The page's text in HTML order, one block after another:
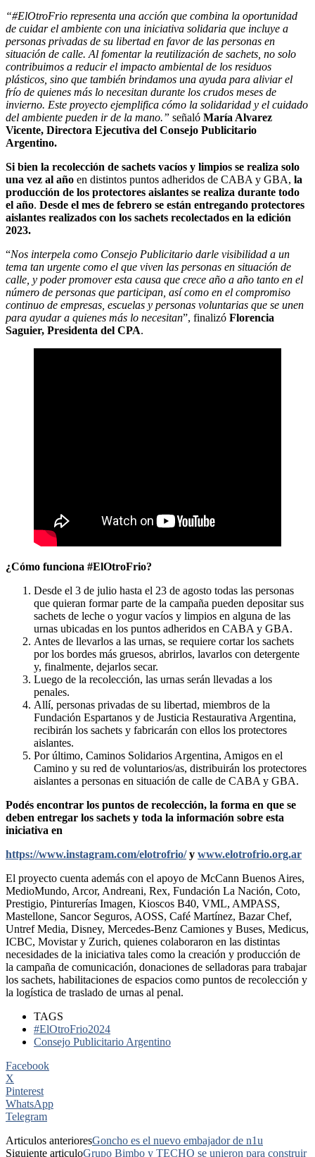
“#ElOtroFrio representa una acción que combina la oportunidad
de cuidar el ambiente con una iniciativa solidaria que incluye a
personas privadas de su libertad en favor de las personas en
situación de calle. Al fomentar la reutilización de sachets, no solo
contribuimos a reducir el impacto ambiental de los residuos
plásticos, sino que también brindamos una ayuda para aliviar el
frío de quienes más lo necesitan durante los crudos meses de
invierno. Este proyecto ejemplifica cómo la solidaridad y el cuidado
del ambiente pueden ir de la mano.” señaló María Alvarez
Vicente, Directora Ejecutiva del Consejo Publicitario
Argentino.
Si bien la recolección de sachets vacíos y limpios se realiza solo
una vez al año en distintos puntos adheridos de CABA y GBA, la
producción de los protectores aislantes se realiza durante todo
el año. Desde el mes de febrero se están entregando protectores
aislantes realizados con los sachets recolectados en la edición
2023.
“Nos interpela como Consejo Publicitario darle visibilidad a un
tema tan urgente como el que viven las personas en situación de
calle, y poder promover esta causa que crece año a año tanto en el
número de personas que participan, así como en el compromiso
continuo de empresas, escuelas y personas voluntarias que se unen
para ayudar a quienes más lo necesitan”, finalizó Florencia
Saguier, Presidenta del CPA.
¿Cómo funciona #ElOtroFrio?
Desde el 3 de julio hasta el 23 de agosto todas las personas
que quieran formar parte de la campaña pueden depositar sus
sachets de leche o yogur vacíos y limpios en alguna de las
urnas ubicadas en los puntos adheridos en CABA y GBA.
Antes de llevarlos a las urnas, se requiere cortar los sachets
por los bordes más gruesos, abrirlos, lavarlos con detergente
y, finalmente, dejarlos secar.
Luego de la recolección, las urnas serán llevadas a los
penales.
Allí, personas privadas de su libertad, miembros de la
Fundación Espartanos y de Justicia Restaurativa Argentina,
recibirán los sachets y fabricarán con ellos los protectores
aislantes.
Por último, Caminos Solidarios Argentina, Amigos en el
Camino y su red de voluntarios/as, distribuirán los protectores
aislantes a personas en situación de calle de CABA y GBA.
Podés encontrar los puntos de recolección, la forma en que se
deben entregar los sachets y toda la información sobre esta
iniciativa en
https://www.instagram.com/elotrofrio/y www.elotrofrio.org.ar
El proyecto cuenta además con el apoyo de McCann Buenos Aires,
MedioMundo, Arcor, Andreani, Rex, Fundación La Nación, Coto,
Prestigio, Pinturerías Imagen, Kioscos B40, VML, AMPASS,
Mastellone, Sancor Seguros, AOSS, Café Martínez, Bazar Chef,
Untref Media, Disney, Mercedes-Benz Camiones y Buses, Medicus,
ICBC, Movistar y Zurich, quienes colaboraron en las distintas
necesidades de la iniciativa tales como la creación y producción de
la campaña de comunicación, donaciones de selladoras para trabajar
los sachets, habilitaciones de espacios como puntos de recolección y
la logística de traslado de urnas al penal.
TAGS
#ElOtroFrio2024
Consejo Publicitario Argentino
Facebook
X
Pinterest
WhatsApp
Telegram
Articulos anterioresGoncho es el nuevo embajador de n1u
Siguiente articuloGrupo Bimbo y TECHO se unieron para construir